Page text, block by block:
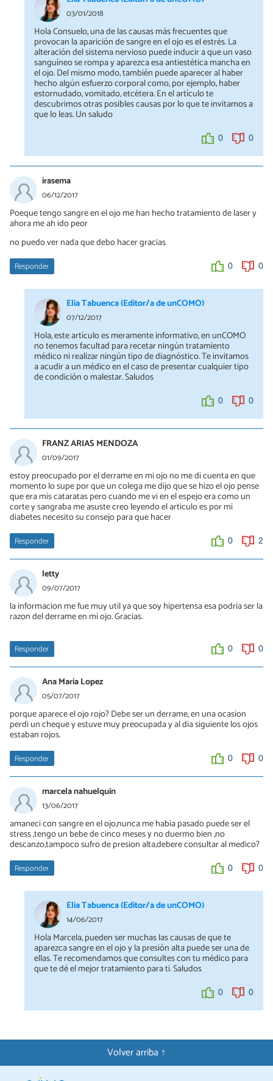
03/01/2018
Hola Consuelo, una de las causas más frecuentes que
provocan la aparición de sangre en el ojo es el estrés. La
alteración del sistema nervioso puede inducir a que un vaso
sanguíneo se rompa y aparezca esa antiestética mancha en
el ojo. Del mismo modo, también puede aparecer al haber
hecho algún esfuerzo corporal como, por ejemplo, haber
estornudado, vomitado, etcétera. En el artículo te
descubrimos otras posibles causas por lo que te invitamos a
que lo leas. Un saludo
0 0
irasema
06/12/2017
Poeque tengo sangre en el ojo me han hecho tratamiento de laser y
ahora me ah ido peor
no puedo ver nada que debo hacer gracias
Responder 0 0
Elia Tabuenca (Editor/a de unCOMO)
07/12/2017
Hola, este artículo es meramente informativo, en unCOMO
no tenemos facultad para recetar ningún tratamiento
médico ni realizar ningún tipo de diagnóstico. Te invitamos
a acudir a un médico en el caso de presentar cualquier tipo
de condición o malestar. Saludos
0 0
FRANZ ARIAS MENDOZA
01/09/2017
estoy preocupado por el derrame en mi ojo no me di cuenta en que
momento lo supe por que un colega me dijo que se hizo el ojo pense
que era mis cataratas pero cuando me vi en el espejo era como un
corte y sangraba me asuste creo leyendo el articulo es por mi
diabetes necesito su consejo para que hacer
Responder 0 2
letty
09/07/2017
la informacion me fue muy util ya que soy hipertensa esa podria ser la
razon del derrame en mi ojo. Gracias.
Responder 0 0
Ana Maria Lopez
05/07/2017
porque aparece el ojo rojo? Debe ser un derrame, en una ocasion
perdi un cheque y estuve muy preocupada y al dia siguiente los ojos
estaban rojos.
Responder 0 0
marcela nahuelquin
13/06/2017
amaneci con sangre en el ojo,nunca me habia pasado puede ser el
stress ,tengo un bebe de cinco meses y no duermo bien ,no
descanzo,tampoco sufro de presion alta,debere consultar al medico?
Responder 0 0
Elia Tabuenca (Editor/a de unCOMO)
14/06/2017
Hola Marcela, pueden ser muchas las causas de que te
aparezca sangre en el ojo y la presión alta puede ser una de
ellas. Te recomendamos que consultes con tu médico para
que te dé el mejor tratamiento para ti. Saludos
0 0
Volver arriba ↑